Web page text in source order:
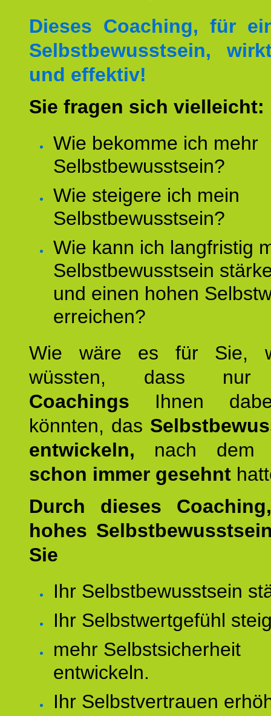
Dieses Coaching, für
Selbstbewusstsein,
und effektiv!
Sie fragen sich vielleicht:
Wie bekomme ich mehr
Selbstbewusstsein?
Wie steigere ich mein
Selbstbewusstsein?
Wie kann ich langfristig
Selbstbewusstsein
und einen hohen
erreichen?
Wie wäre es für Sie,
wüssten, dass
Coachings Ihnen
könnten, das
entwickeln, nach dem
schon immer gesehnt
Durch dieses
hohes
Sie
Ihr Selbstbewusstsein
Ihr Selbstwertgefühl
mehr Selbstsicherheit
entwickeln.
Ihr Selbstvertrauen